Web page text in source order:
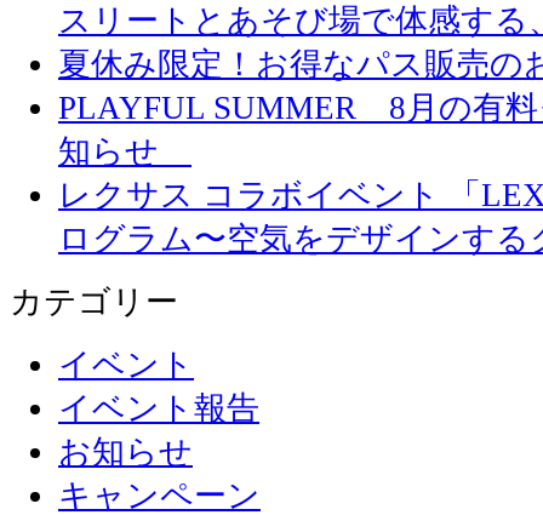
スリートとあそび場で体感する
夏休み限定！お得なパス販売の
PLAYFUL SUMMER 8月の有
知らせ
レクサス コラボイベント 「
ログラム〜空気をデザインす
カテゴリー
イベント
イベント報告
お知らせ
キャンペーン